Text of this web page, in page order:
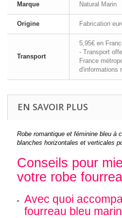
Marque Natural Marin
Origine Fabrication
Transport
5,95€ en
- Transport
France
d'informations
EN SAVOIR PLUS
Robe romantique et féminine bleu à
blanches horizontales et verticales
Conseils pour
votre robe
Avec quoi
fourreau bleu